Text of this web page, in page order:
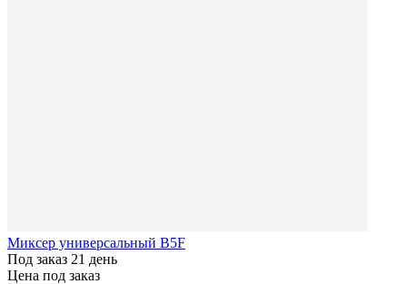
Миксер универсальный B5F
Под заказ 21 день
Цена под заказ